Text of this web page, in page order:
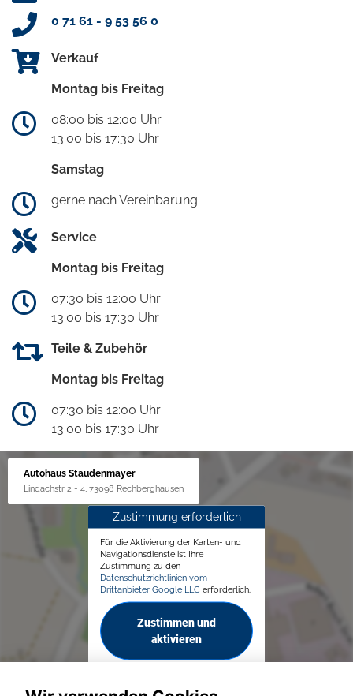
0 71 61 - 9 53 56 0
Verkauf
Montag bis Freitag
08:00 bis 12:00 Uhr
13:00 bis 17:30 Uhr
Samstag
gerne nach Vereinbarung
Service
Montag bis Freitag
07:30 bis 12:00 Uhr
13:00 bis 17:30 Uhr
Teile & Zubehör
Montag bis Freitag
07:30 bis 12:00 Uhr
13:00 bis 17:30 Uhr
Autohaus Staudenmayer
Lindachstr 2 - 4, 73098 Rechberghausen
Zustimmung erforderlich
Für die Aktivierung der Karten- und
Navigationsdienste ist Ihre
Zustimmung zu den
Datenschutzrichtlinien vom
Drittanbieter Google LLC erforderlich.
Zustimmen und
aktivieren